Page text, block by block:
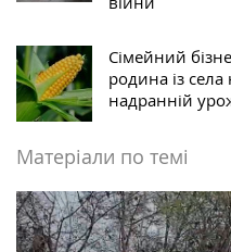
Сімейний
родина із
надранній
Матеріали по темі